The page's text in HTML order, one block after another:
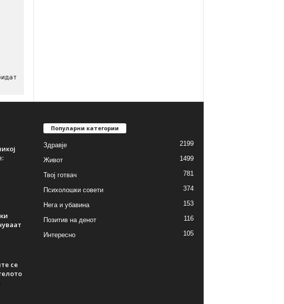
се
Популарни категории
Здравје 2199
Живот 1499
Твој готвач 781
Психолошки совети 374
Нега и убавина 153
Позитив на денот 116
Интересно 105